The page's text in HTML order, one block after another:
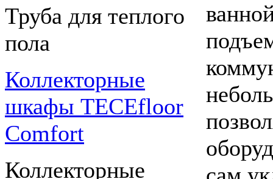
Труба для теплого
пола
Коллекторные
шкафы TECEfloor
Comfort
Коллекторные